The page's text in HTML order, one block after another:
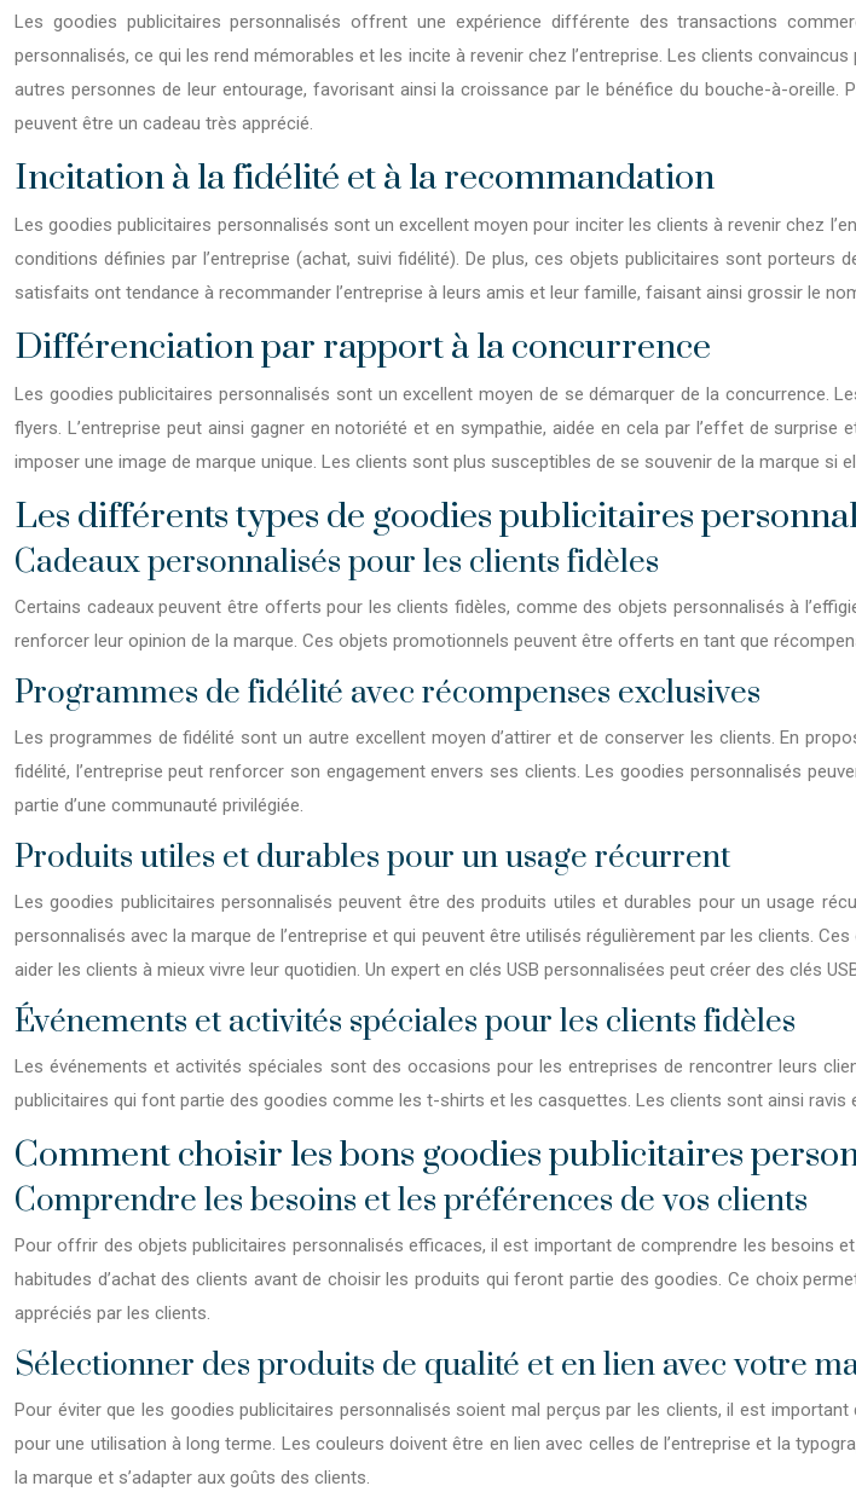
Les goodies publicitaires personnalisés offrent une expérience différente des transactions
personnalisés, ce qui les rend mémorables et les incite à revenir chez l’entreprise. Les clients
autres personnes de leur entourage, favorisant ainsi la croissance par le bénéfice du bouche-à-oreille.
peuvent être un cadeau très apprécié.
Incitation à la fidélité et à la recommandation
Les goodies publicitaires personnalisés sont un excellent moyen pour inciter les clients à revenir chez
conditions définies par l’entreprise (achat, suivi fidélité). De plus, ces objets publicitaires sont
satisfaits ont tendance à recommander l’entreprise à leurs amis et leur famille, faisant ainsi grossir le
Différenciation par rapport à la concurrence
Les goodies publicitaires personnalisés sont un excellent moyen de se démarquer de la concurrence.
flyers. L’entreprise peut ainsi gagner en notoriété et en sympathie, aidée en cela par l’effet de
imposer une image de marque unique. Les clients sont plus susceptibles de se souvenir de la marque si
Les différents types de goodies publicitaires
Cadeaux personnalisés pour les clients fidèles
Certains cadeaux peuvent être offerts pour les clients fidèles, comme des objets personnalisés à
renforcer leur opinion de la marque. Ces objets promotionnels peuvent être offerts en tant que
Programmes de fidélité avec récompenses exclusives
Les programmes de fidélité sont un autre excellent moyen d’attirer et de conserver les clients. En
fidélité, l’entreprise peut renforcer son engagement envers ses clients. Les goodies personnalisés
partie d’une communauté privilégiée.
Produits utiles et durables pour un usage récurrent
Les goodies publicitaires personnalisés peuvent être des produits utiles et durables pour un usage
personnalisés avec la marque de l’entreprise et qui peuvent être utilisés régulièrement par les clients.
aider les clients à mieux vivre leur quotidien. Un expert en clés USB personnalisées peut créer des clés
Événements et activités spéciales pour les clients fidèles
Les événements et activités spéciales sont des occasions pour les entreprises de rencontrer leurs
publicitaires qui font partie des goodies comme les t-shirts et les casquettes. Les clients sont ainsi ravis
Comment choisir les bons goodies publicitaires
Comprendre les besoins et les préférences de vos clients
Pour offrir des objets publicitaires personnalisés efficaces, il est important de comprendre les besoins
habitudes d’achat des clients avant de choisir les produits qui feront partie des goodies. Ce choix
appréciés par les clients.
Sélectionner des produits de qualité et en lien avec votre
Pour éviter que les goodies publicitaires personnalisés soient mal perçus par les clients, il est
pour une utilisation à long terme. Les couleurs doivent être en lien avec celles de l’entreprise et la
la marque et s’adapter aux goûts des clients.